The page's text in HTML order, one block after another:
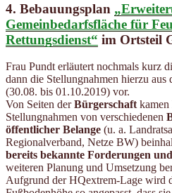
4. Bebauungsplan
Gemeinbedarfsfläche für
Rettungsdienst“ im Ortsteil
Frau Pundt erläutert nochmals kurz
dann die Stellungnahmen hierzu
(30.08. bis 01.10.2019) vor.
Von Seiten derBürgerschaftkamen
Stellungnahmen von verschiedenen
öffentlicher Belange (u. a.
Regionalverband, Netze BW)
bereits bekannte Forderungen
weiteren Planung und Umsetzung
Aufgrund der HQextrem-Lage wird